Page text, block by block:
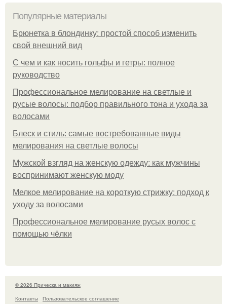
Популярные материалы
Брюнетка в блондинку: простой способ изменить
свой внешний вид
С чем и как носить гольфы и гетры: полное
руководство
Профессиональное мелирование на светлые и
русые волосы: подбор правильного тона и ухода за
волосами
Блеск и стиль: самые востребованные виды
мелирования на светлые волосы
Мужской взгляд на женскую одежду: как мужчины
воспринимают женскую моду
Мелкое мелирование на короткую стрижку: подход к
уходу за волосами
Профессиональное мелирование русых волос с
помощью чёлки
© 2026 Прическа и макияж
Контакты
Пользовательское соглашение